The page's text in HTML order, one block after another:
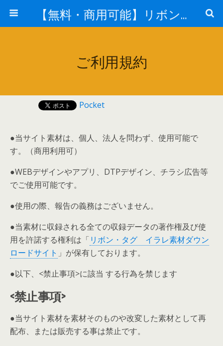
【無料・商用可能】リボン・タグイラレ素材ダウンロード
ご利用規約
Pocket
●当サイト素材は、個人、法人を問わず、使用可能で
す。（商用利用可）
●WEBデザインやアプリ、DTPデザイン、チラシ広告等
でご使用可能です。
●使用の際、報告の義務はございません。
●当素材に収録される全ての収録データの著作権及び使
用を許諾する権利は「リボン・タグ イラレ素材ダウン
ロードサイト 」が保有しております。
●以下、<禁止事項>に該当 する行為を禁じます
<禁止事項>
●当サイト素材を素材そのものや改変した素材として再
配布、または販売する事は禁止です。